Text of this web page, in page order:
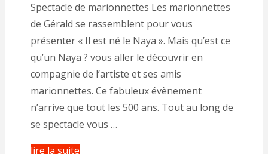
Spectacle de marionnettes Les marionnettes
de Gérald se rassemblent pour vous
présenter « Il est né le Naya ». Mais qu’est ce
qu’un Naya ? vous aller le découvrir en
compagnie de l’artiste et ses amis
marionnettes. Ce fabuleux évènement
n’arrive que tout les 500 ans. Tout au long de
se spectacle vous …
lire la suite